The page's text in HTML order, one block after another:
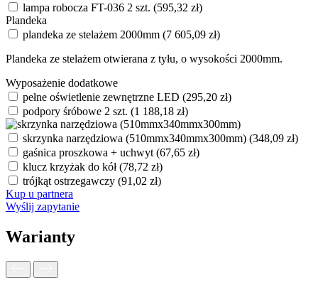
lampa robocza FT-036 2 szt. (595,32 zł)
Plandeka
plandeka ze stelażem 2000mm (7 605,09 zł)
Plandeka ze stelażem otwierana z tyłu, o wysokości 2000mm.
Wyposażenie dodatkowe
pełne oświetlenie zewnętrzne LED (295,20 zł)
podpory śróbowe 2 szt. (1 188,18 zł)
skrzynka narzędziowa (510mmx340mmx300mm) (348,09 zł)
gaśnica proszkowa + uchwyt (67,65 zł)
klucz krzyżak do kół(78,72 zł)
trójkąt ostrzegawczy (91,02 zł)
Kup u partnera
Wyślij zapytanie
Warianty